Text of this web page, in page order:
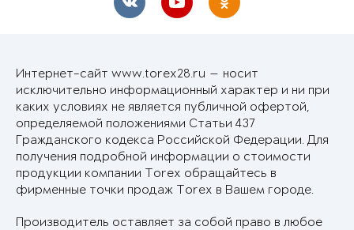
Интернет-сайт www.torex28.ru — носит
исключительно информационный характер и ни при
каких условиях не является публичной офертой,
определяемой положениями Статьи 437
Гражданского кодекса Российской Федерации. Для
получения подробной информации о стоимости
продукции компании Torex обращайтесь в
фирменные точки продаж Torex в Вашем городе.
Производитель оставляет за собой право в любое